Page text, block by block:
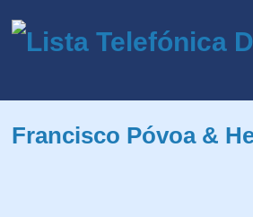
Francisco Póvoa &